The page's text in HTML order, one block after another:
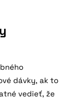
dávky, ak to
vedieť, že